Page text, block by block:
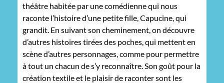
théâtre habitée par une comédienne qui nous
raconte l’histoire d’une petite fille, Capucine, qui
grandit. En suivant son cheminement, on découvre
d’autres histoires tirées des poches, qui mettent en
scène d’autres personnages, comme pour permettre
à tout un chacun de s’y reconnaître. Son goût pour la
création textile et le plaisir de raconter sont les